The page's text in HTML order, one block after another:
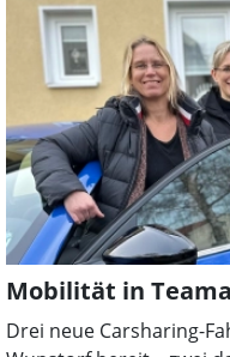
Mobilität in
Drei neue Carsharing-